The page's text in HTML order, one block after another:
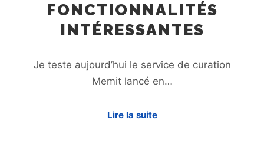
FONCTIONNALITÉS
INTÉRESSANTES
Je teste aujourd’hui le service de curation
Memit lancé en…
Lire la suite